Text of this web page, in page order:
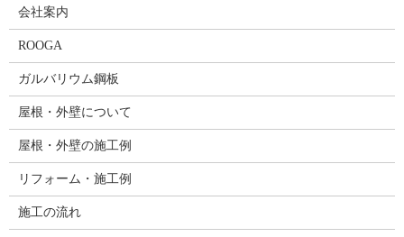
会社案内
ROOGA
ガルバリウム鋼板
屋根・外壁について
屋根・外壁の施工例
リフォーム・施工例
施工の流れ